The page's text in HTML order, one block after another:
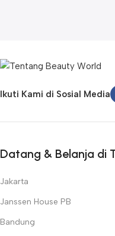
Ikuti Kami di Sosial Media
Datang & Belanja di
Jakarta
Janssen House PB
Bandung